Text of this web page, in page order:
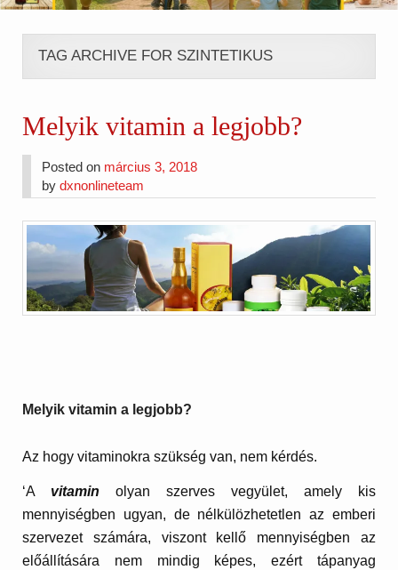
TAG ARCHIVE FOR SZINTETIKUS
Melyik vitamin a legjobb?
Posted on március 3, 2018
bydxnonlineteam
Melyik vitamin a legjobb?
Az hogy vitaminokra szükség van, nem kérdés.
‘A vitamin olyan szerves vegyület, amely kis
mennyiségben ugyan, de nélkülözhetetlen az emberi
szervezet számára, viszont kellő mennyiségben az
előállítására nem mindig képes, ezért tápanyag